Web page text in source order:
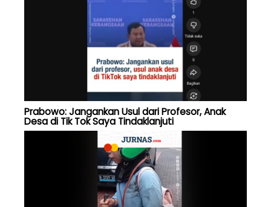
Prabowo: Jangankan Usul dari Profesor, Anak
Desa di Tik Tok Saya Tindaklanjuti